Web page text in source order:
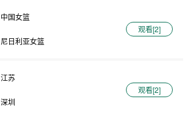
中国女篮
尼日利亚女篮
观看[2]
江苏
深圳
观看[2]